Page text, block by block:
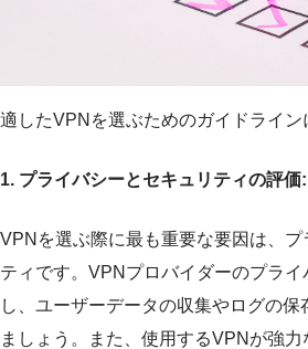
適したVPNを選ぶためのガイドライン
1. プライバシーとセキュリティの評価:
VPNを選ぶ際に最も重要な要因は、プ
ティです。VPNプロバイダーのプラ
し、ユーザーデータの収集やログの保
ましょう。また、使用するVPNが強